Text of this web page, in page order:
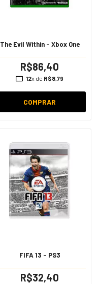
The Evil Within - Xbox One
R$86,40
12x de R$8,79
COMPRAR
FIFA 13 - PS3
R$32,40